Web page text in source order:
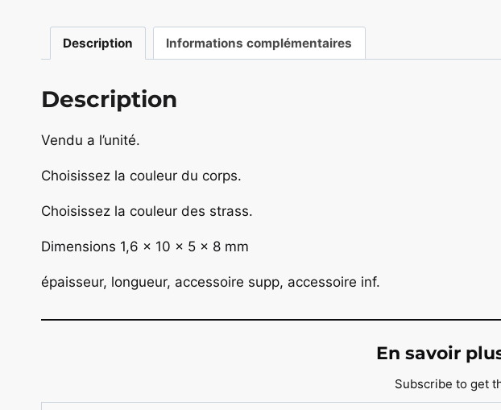
Description Informations complémentaires
Description
Vendu a l’unité.
Choisissez la couleur du corps.
Choisissez la couleur des strass.
Dimensions 1,6 x 10 x 5 x 8 mm
épaisseur, longueur, accessoire supp, accessoire inf.
En savoir
Subscribe to get
Saisissez votre adresse e-mail…